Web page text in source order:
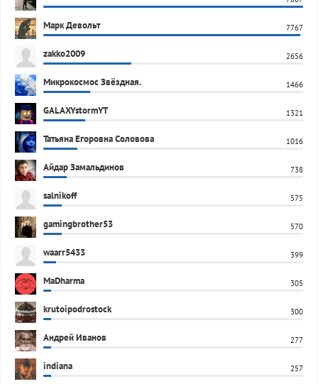
Марк Девольт 7767
zakko2009 2656
Микрокосмос Звёздная. 1466
GALAXYstormYT 1321
Татьяна Егоровна Соловова 1016
Айдар Замальдинов 738
salnikoff 575
gamingbrother53 570
waarr5433 399
MaDharma 305
krutoipodrostock 300
Андрей Иванов 277
indiana 257